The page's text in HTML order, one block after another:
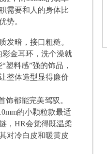
需要和人的身体比
势。
发暗，接口粗糙。
金耳环，洗个澡就
塑料感”强的饰品，
整体造型显得廉价
饰都能完美驾驭。
的小颗粒款最适
，HR会觉得既温柔
对冷白皮和暖黄皮